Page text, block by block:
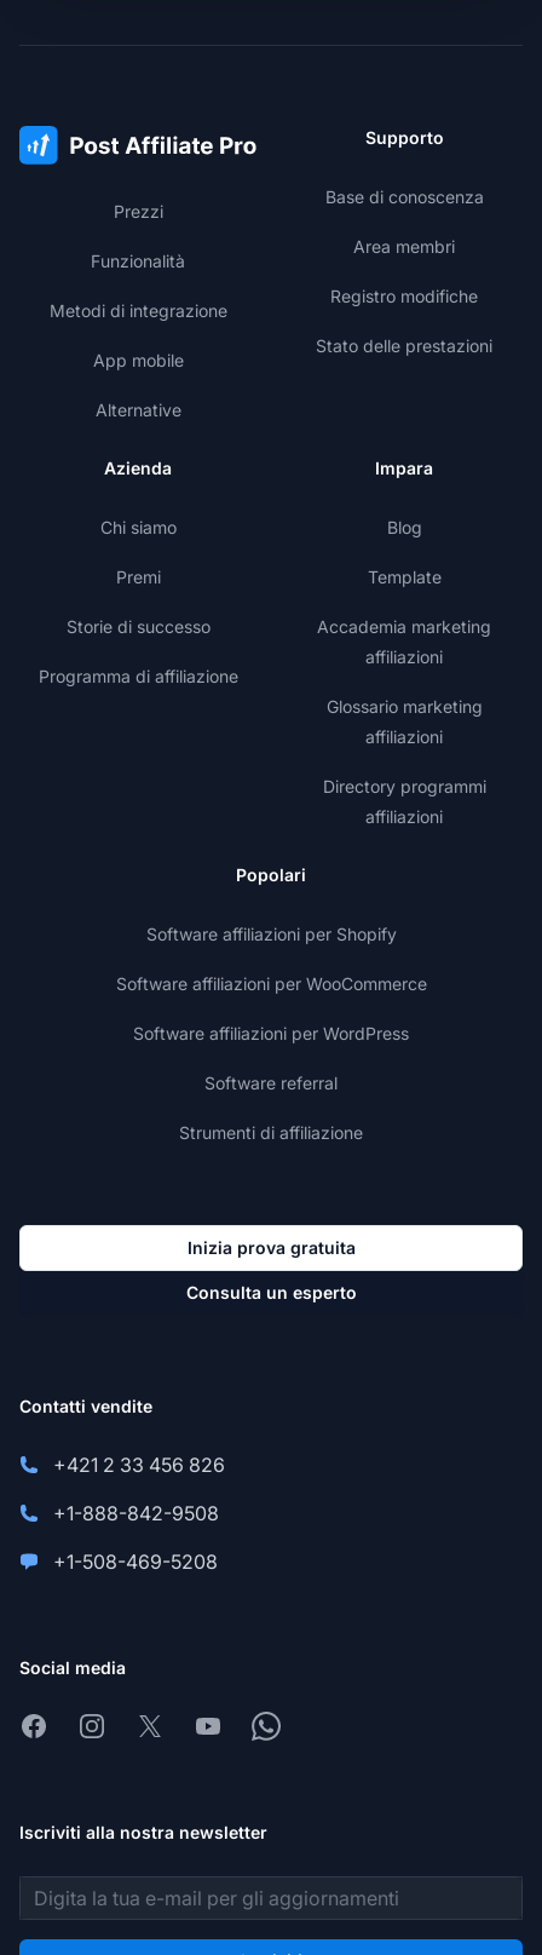
Prezzi
Funzionalità
Metodi di integrazione
App mobile
Alternative
Supporto
Base di conoscenza
Area membri
Registro modifiche
Stato delle prestazioni
Azienda
Chi siamo
Premi
Storie di successo
Programma di affiliazione
Impara
Blog
Template
Accademia marketing
affiliazioni
Glossario marketing
affiliazioni
Directory programmi
affiliazioni
Popolari
Software affiliazioni per Shopify
Software affiliazioni per WooCommerce
Software affiliazioni per WordPress
Software referral
Strumenti di affiliazione
Inizia prova gratuita
Consulta un esperto
Contatti vendite
+421 2 33 456 826
+1-888-842-9508
+1-508-469-5208
Social media
FacebookInstagram
X YoutubeWhatsapp
Iscriviti alla nostra newsletter
Indirizzo email